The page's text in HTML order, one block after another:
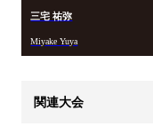
三宅 祐弥
Miyake Yuya
関連大会